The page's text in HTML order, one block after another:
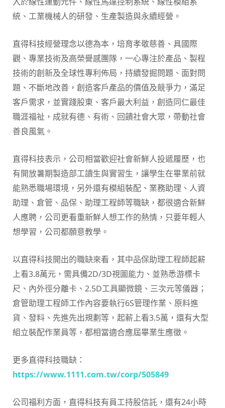
統、工業機械人的研發、生產製造與永續經營。
直得科技經營理念以德為本，培育孝敬慈善、具國際
觀、專業技術及高榮譽感團隊，一心專注於產品、製程
技術的創新及全球性專利佈局，持續發掘問題、面對問
題、不斷地改善，創造客戶產品的價值及競爭力，滿足
客戶需求，並實踐股東、客戶最大利益，創造同仁最佳
職涯福祉，成就有德、有術、回饋社會大眾，帶動社會
善良風氣。
直得科技表示，公司相當歡迎社會新鮮人投遞履歷，也
有開放暑期製造部工讀生與實習生，讓學生在畢業前就
能熟悉職場環境，另外還有模組裝配、業務助理、人資
助理、倉管、品保、助理工程師等職缺，都很適合新鮮
人應聘，公司更看重新鮮人想工作的熱情，只要年輕人
想學習，公司都願意教學。
以直得科技開出的職缺來看，其中品保助理工程師起薪
上看3.8萬元，需具備2D/3D視圖能力、並熟悉游標卡
尺、內外徑分離卡、2.5D工具顯微鏡、三次元等儀器；
倉管助理工程師工作內容要執行6S管理作業、原料進
貨、發料、先進先出規劃等，起薪上看3.5萬，還有大型
組立裝配作業員等，都相當適合應屆畢業生應徵。
更多直得科技職缺：
https://www.1111.com.tw/corp/505849
公司福利方面，直得科技有員工持股信託，還有24小時